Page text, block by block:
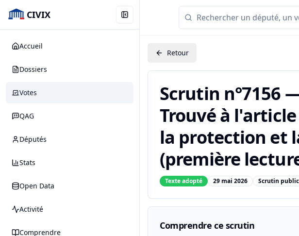
CIVIX
Accueil
Dossiers
Votes
QAG
Députés
Stats
Open Data
Activité
Comprendre
Retour
Scrutin n°7156
Trouvé à
la protection et
(première
Texte adopté 29 mai 2026 Scrutin
Comprendre ce scrutin